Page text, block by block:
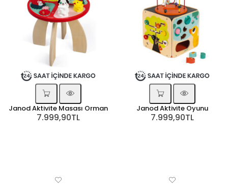
Janod Aktivite Masası Orman
7.999,90TL
Janod Aktivite Oyunu
7.999,90TL